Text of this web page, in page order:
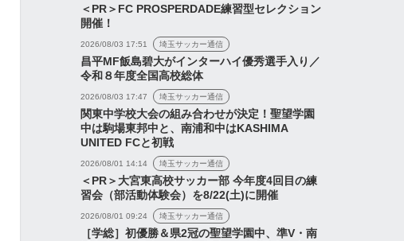
＜PR＞FC PROSPERDADE練習型セレクション
開催！
2026/08/03 17:51 埼玉サッカー通信
昌平MF飯島碧大がインターハイ優秀選手入り／
令和８年度全国高校総体
2026/08/03 17:47 埼玉サッカー通信
関東中学校大会の組み合わせが決定！聖望学園
中は駒場東邦中と、南浦和中はKASHIMA
UNITED FCと初戦
2026/08/01 14:14 埼玉サッカー通信
＜PR＞大宮東高校サッカー部 今年度4回目の練
習会（部活動体験会）を8/22(土)に開催
2026/08/01 09:24 埼玉サッカー通信
［学総］初優勝＆県2冠の聖望学園中、準V・南